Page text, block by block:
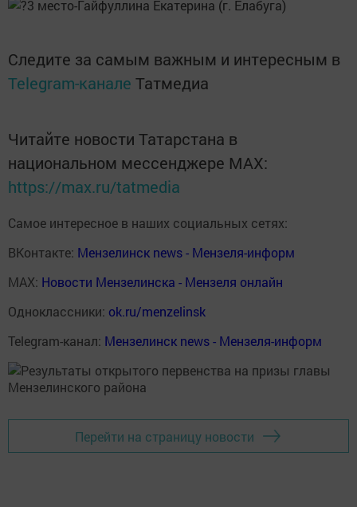
3 место-Гайфуллина Екатерина (г. Елабуга)
Следите за самым важным и интересным в
Telegram-канале Татмедиа
Читайте новости Татарстана в
национальном мессенджере MАХ:
https://max.ru/tatmedia
Самое интересное в наших социальных сетях:
ВКонтакте: Мензелинск news - Мензеля-информ
MAX: Новости Мензелинска - Мензеля онлайн
Одноклассники: ok.ru/menzelinsk
Telegram-канал: Мензелинск news - Мензеля-информ
Перейти на страницу новости